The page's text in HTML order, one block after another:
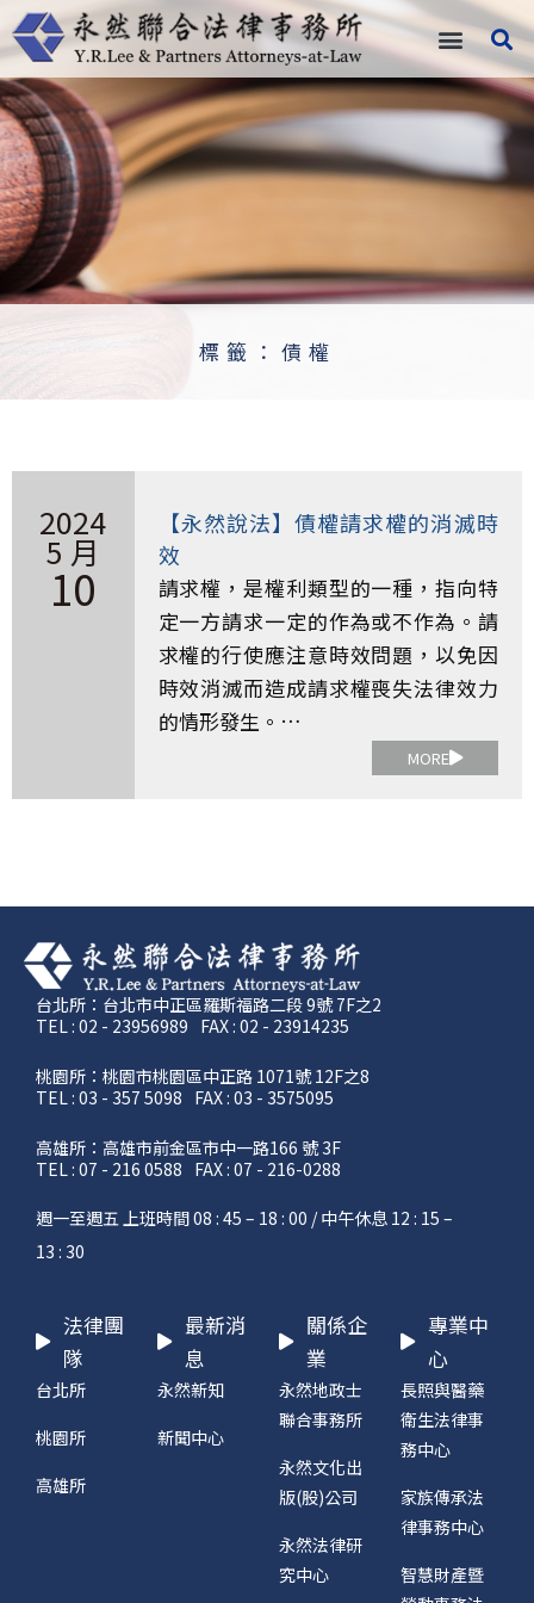
跳
至
主
要
內
容
標籤：債權
2024
5 月
10
【永然說法】債權請求權的消滅時
效
請求權，是權利類型的一種，指向特
定一方請求一定的作為或不作為。請
求權的行使應注意時效問題，以免因
時效消滅而造成請求權喪失法律效力
的情形發生。…
MORE
台北所：台北市中正區羅斯福路二段 9號 7F之2
TEL : 02 - 23956989 FAX : 02 - 23914235
桃園所：桃園市桃園區中正路 1071號 12F之8
TEL : 03 - 357 5098 FAX : 03 - 3575095
高雄所：高雄市前金區市中一路166 號 3F
TEL : 07 - 216 0588 FAX : 07 - 216-0288
週一至週五 上班時間 08 : 45 – 18 : 00 / 中午休息 12 : 15 –
13 : 30
法律團
隊
台北所
桃園所
高雄所
最新消
息
永然新知
新聞中心
關係企
業
永然地政士
聯合事務所
永然文化出
版(股)公司
永然法律研
究中心
專業中
心
長照與醫藥
衛生法律事
務中心
家族傳承法
律事務中心
智慧財產暨